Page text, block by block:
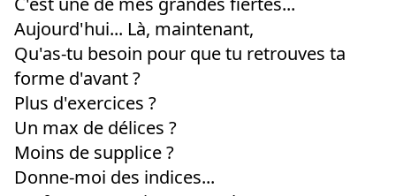
Aujourd'hui... Là, maintenant,
Qu'as-tu besoin pour que tu retrouves ta
forme d'avant ?
Plus d'exercices ?
Un max de délices ?
Moins de supplice ?
Donne-moi des indices...